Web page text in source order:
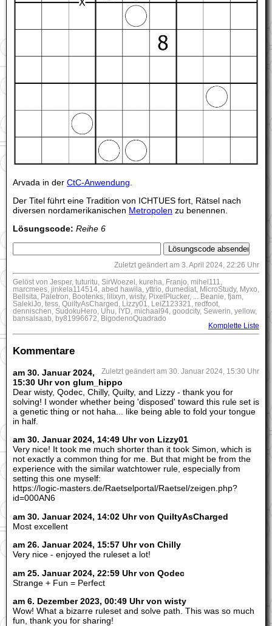
Arvada in der CtC-Anwendung
Der Titel führt eine Tradition von ICHTUES fort, Rätsel nach
diversen nordamerikanischen Metropolen zu benennen.
Lösungscode: Reihe 6
Zuletzt geändert am 3. April 2024, 22:26 Uhr
Gelöst von Jesper, tuturitu, SirWoezel, kureha, Franjo, mihel111,
marcmees, jinkela114514, abed hawila, yttrio, dumediat, MicroStudy, Myxo,
Bellsita, Paletron, Bootenks, lilixyn, wisty, PixelPlucker, ... Beanie, fjam,
SalekiJo, tess, QuiltyAsCharged, Lizzy01, LeiZ123321, redfoot,
dennischen, SudokuHero, Uhu, IYD, michaal94, goodcity, Sewerin, yellow,
bansalsaab, by81996672, BigodenoQuadrado
Komplette Liste
Kommentare
Zuletzt geändert am 30. Januar 2024, 15:30 Uhr
am 30. Januar 2024,
15:30 Uhr von glum_hippo
Dear wisty, Qodec, Chilly, Quilty, and Lizzy - thank you for
solving! I wonder whether being 'disposed' toward this rule set is
a genetic thing or not haha... like being able to fold your tongue
in half.
am 30. Januar 2024, 14:49 Uhr von Lizzy01
Very nice! It took me much shorter than it took Simon, which is
not exactly a common thing for me. But that might be from the
experience with the similar watchtower rule, especially from
setting this one myself:
https://logic-masters.de/Raetselportal/Raetsel/zeigen.php?
id=000AN6
am 30. Januar 2024, 14:02 Uhr von QuiltyAsCharged
Most excellent
am 26. Januar 2024, 15:57 Uhr von Chilly
Very nice - enjoyed the ruleset a lot!
am 25. Januar 2024, 22:59 Uhr von Qodec
Strange + Fun = Perfect
am 6. Dezember 2023, 00:49 Uhr von wisty
Wow! What a bizarre ruleset and solve path. This was so much
fun, thank you for sharing!